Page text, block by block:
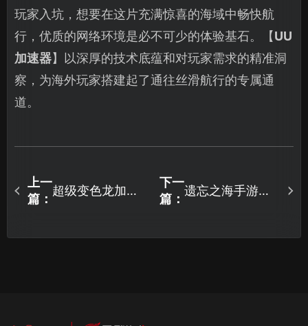
玩家入坑，想要在这片充满惊喜的海域中畅快航
行，优质的网络环境是必不可少的体验基石。【UU
加速器】以深厚的技术底蕴和对玩家需求的精准洞
察，为海外玩家搭建起了通往丝滑航行的专属通
道。
上一
篇：
超级变色龙加速
包！
下一
篇：
遗忘之海手游免